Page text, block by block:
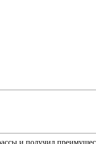
и получил